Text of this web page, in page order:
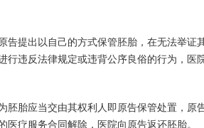
告提出以自己的方式保管胚胎，在无法举
行违反法律规定或违背公序良俗的行为，医
胚胎应当交由其权利人即原告保管处置，
医疗服务合同解除，医院向原告返还胚胎。